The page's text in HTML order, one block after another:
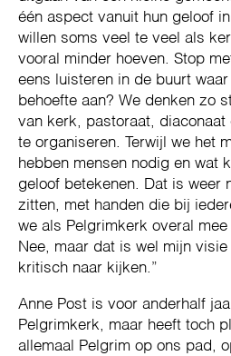
één aspect vanuit hun geloof
willen soms veel te veel als
vooral minder hoeven. Stop
eens luisteren in de buurt
behoefte aan? We denken zo
van kerk, pastoraat, diaconaat
te organiseren. Terwijl we het
hebben mensen nodig en wat
geloof betekenen. Dat is weer
zitten, met handen die bij
we als Pelgrimkerk overal
Nee, maar dat is wel mijn
kritisch naar kijken.”
Anne Post is voor anderhalf
Pelgrimkerk, maar heeft toch
allemaal Pelgrim op ons pad,